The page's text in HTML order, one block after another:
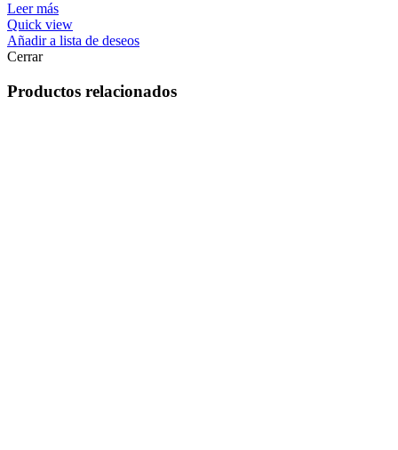
Leer más
Quick view
Añadir a lista de deseos
Cerrar
Productos relacionados